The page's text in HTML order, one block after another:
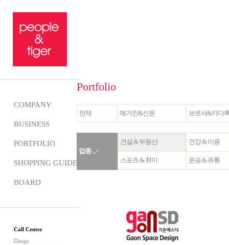
COMPANY
BUSINESS
PORTFOLIO
SHOPPING GUIDE
BOARD
Call Center
Daegu
Portfolio
전체 매거진&신문 브로셔&카다
업종
건설 & 부동산 건강 & 미용
스포츠 & 취미 운송 & 유통